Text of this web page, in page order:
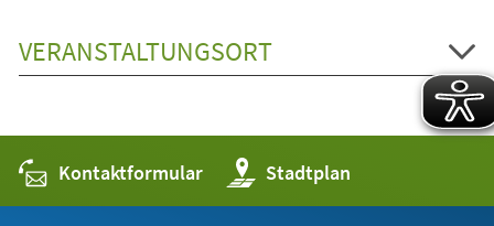
VERANSTALTUNGSORT
Kontaktformular Stadtplan
(Öffnet
in
einem